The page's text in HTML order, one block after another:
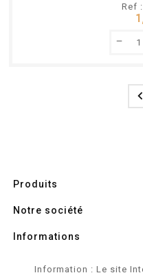
Ref

Produits
Notre société
Informations
Information : Le site